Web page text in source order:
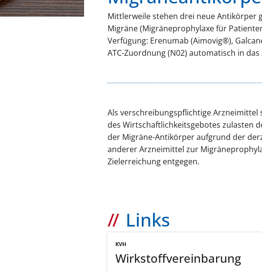
Mittlerweile stehen drei neue Antikörper
Migräne (Migräneprophylaxe für
Verfügung: Erenumab (Aimovig®),
ATC-Zuordnung (N02) automatisch in
Als verschreibungspflichtige
des Wirtschaftlichkeitsgebotes zulasten
der Migräne-Antikörper aufgrund der
anderer Arzneimittel zur
Zielerreichung entgegen.
Links
KVH
Wirkstoffvereinbarung